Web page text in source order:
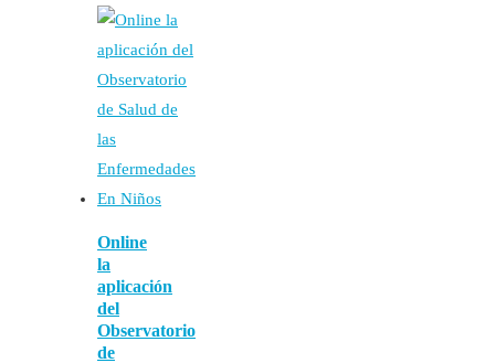
Online
la
aplicación
del
Observatorio
de